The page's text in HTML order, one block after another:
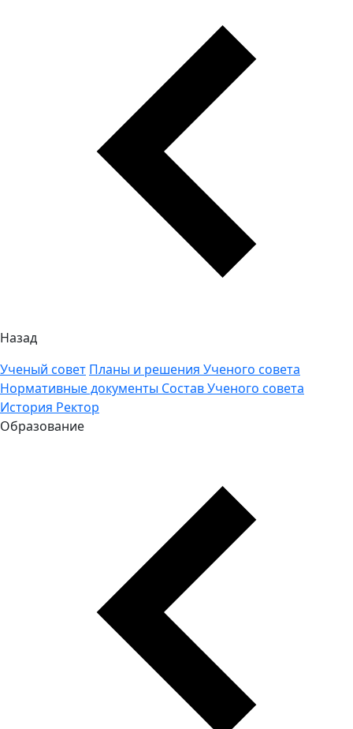
Назад
Ученый совет Планы и решения Ученого совета
Нормативные документы Состав Ученого совета
История Ректор
Образование